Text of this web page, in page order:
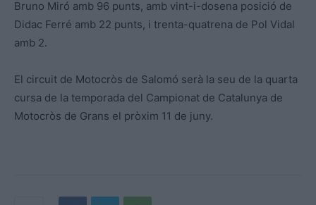
Bruno Miró amb 96 punts, amb vint-i-dosena posició de
Didac Ferré amb 22 punts, i trenta-quatrena de Pol Vidal
amb 2.
El circuit de Motocròs de Salomó serà la seu de la quarta
cursa de la temporada del Campionat de Catalunya de
Motocròs de Grans el pròxim 11 de juny.